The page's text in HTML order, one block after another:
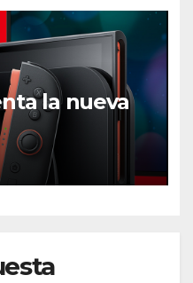
la nueva